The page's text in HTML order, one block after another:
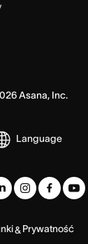
Asana, Inc.
Language
& Prywatność